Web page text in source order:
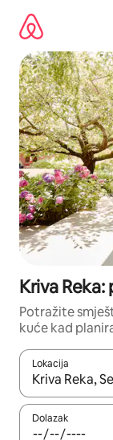
sadržaj
Kriva
Potražite
kuće kad
Lokacija
Kada budu
Dolazak